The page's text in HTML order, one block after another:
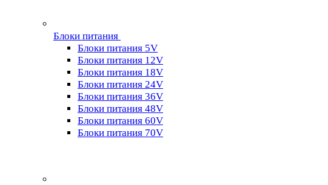
Блоки питания
Блоки питания 5V
Блоки питания 12V
Блоки питания 18V
Блоки питания 24V
Блоки питания 36V
Блоки питания 48V
Блоки питания 60V
Блоки питания 70V